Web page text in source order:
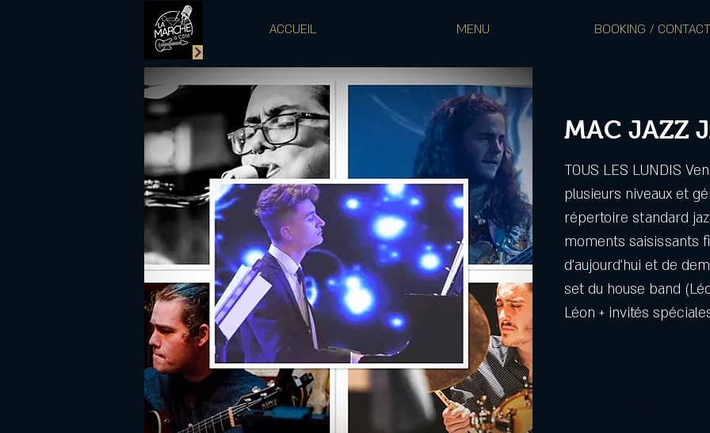
ACCUEIL MENU BOOKING / CONTACT
MAC JAZZ
TOUS LES LUNDIS
plusieurs niveaux et
répertoire standard
moments saisissants
d’aujourd’hui et de
set du house band
Léon + invités